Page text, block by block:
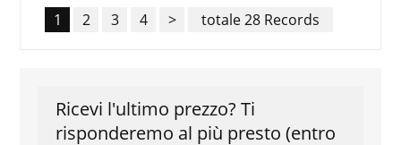
1 2 3 4 > totale 28 Records
Ricevi l'ultimo prezzo? Ti
risponderemo al più presto (entro